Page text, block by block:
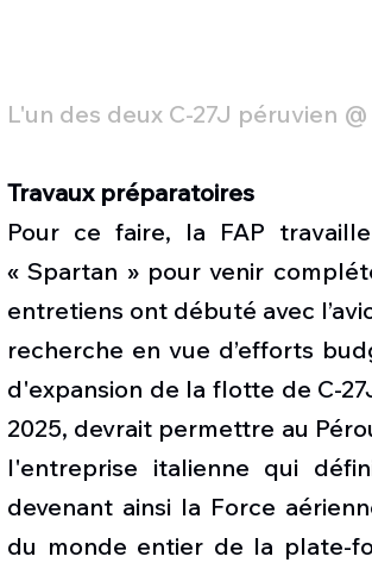
L'un des deux C-27J péruvien @
Travaux préparatoires
Pour ce faire, la FAP
« Spartan » pour venir
entretiens ont débuté avec
recherche en vue d’efforts
d'expansion de la flotte de C-
2025, devrait permettre au
l'entreprise italienne qui
devenant ainsi la Force
du monde entier de la plate-